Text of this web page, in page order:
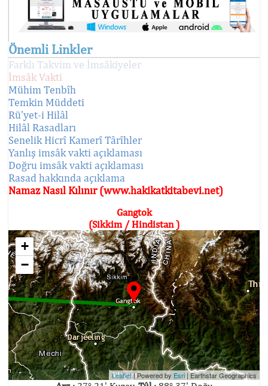
Önemli Linkler
Farklı Takvim ve İmsâkiyeler
İmsâk Vakti
Mühim Tenbîh
Temkin Müddeti
Rü'yet-i Hilâl
Hilâl Rasadları
Senelik Hicrî Kamerî Târîhler
Yanlış imsâk vakti açıklaması
Doğru imsâk vakti açıklaması
Rasad hakkında açıklama
Namaz Nasıl Kılınır (www.hakikatkitabevi.net)
Gangtok
(Sikkim / Hindistan )
+
−
Leaflet| Powered by Esri |Earthstar Geographics